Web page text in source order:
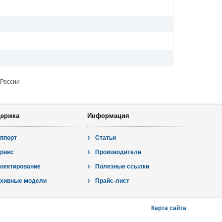
модели
Информация
Статьи
Производители
Полезные ссылки
Прайс-лист
Карта сайта